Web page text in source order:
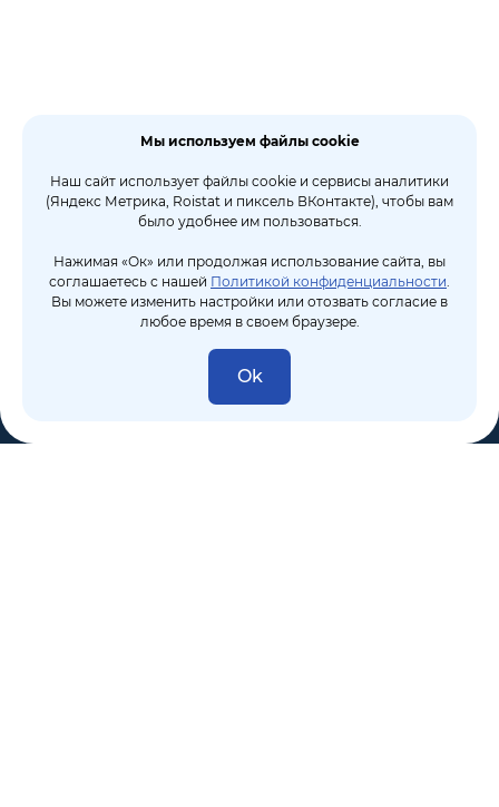
Мы используем файлы cookie
Наш сайт использует файлы cookie и сервисы аналитики
(Яндекс Метрика, Roistat и пиксель ВКонтакте), чтобы вам
было удобнее им пользоваться.
Нажимая «Ок» или продолжая использование сайта, вы
соглашаетесь с нашей Политикой конфиденциальности.
Вы можете изменить настройки или отозвать согласие в
любое время в своем браузере.
Ok